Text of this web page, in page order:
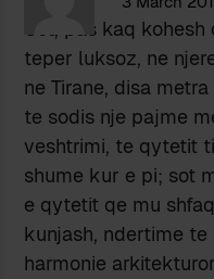
Sot, pas kaq
teper luksoz, ne
ne Tirane, disa
te sodis nje pajme
veshtrimi, te qytetit
shume kur e pi; sot
e qytetit qe mu
kunjash, ndertime
harmonie